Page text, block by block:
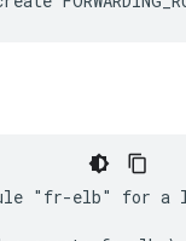
"fr-elb" for a